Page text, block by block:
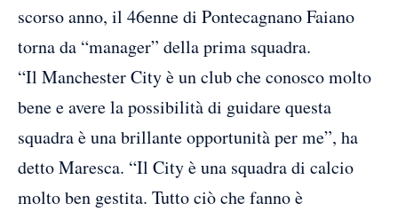
scorso anno, il 46enne di Pontecagnano Faiano
torna da “manager” della prima squadra.
“Il Manchester City è un club che conosco molto
bene e avere la possibilità di guidare questa
squadra è una brillante opportunità per me”, ha
detto Maresca. “Il City è una squadra di calcio
molto ben gestita. Tutto ciò che fanno è